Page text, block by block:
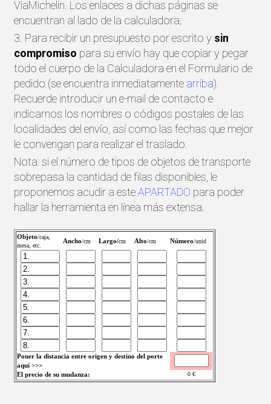
ViaMichelin. Los enlaces a dichas páginas se
encuentran al lado de la calculadora;
3. Para recibir un presupuesto por escrito y sin
compromiso para su envío hay que copiar y pegar
todo el cuerpo de la Calculadora en el Formulario de
pedido (se encuentra inmediatamente arriba).
Recuerde introducir un e-mail de contacto e
indicarnos los nombres o códigos postales de las
localidades del envío, así como las fechas que mejor
le convengan para realizar el traslado.
Nota: si el número de tipos de objetos de transporte
sobrepasa la cantidad de filas disponibles, le
proponemos acudir a esteAPARTADO para poder
hallar la herramienta en línea más extensa.
Objeto/caja,
mesa, etc.
Ancho/cm Largo/cm Alto/cm Número/unid
Poner la distancia entre origen y destino del porte
aquí >>>
El precio de su mudanza:
0€